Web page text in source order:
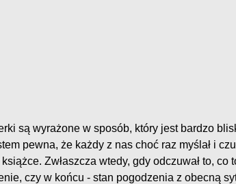
są wyrażone w sposób, który jest bardzo
pewna, że każdy z nas choć raz myślał i
Zwłaszcza wtedy, gdy odczuwał to, co
czy w końcu - stan pogodzenia z obecną